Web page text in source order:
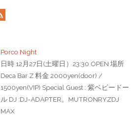
Porco Night
日時 12月27日(土曜日）23:30 OPEN 場所
Deca Bar Z 料金 2000yen(door) /
1500yen(VIP) Special Guest : 紫ベビードー
ル DJ :DJ-ADAPTER。MUTRONRYZDJ
MAX